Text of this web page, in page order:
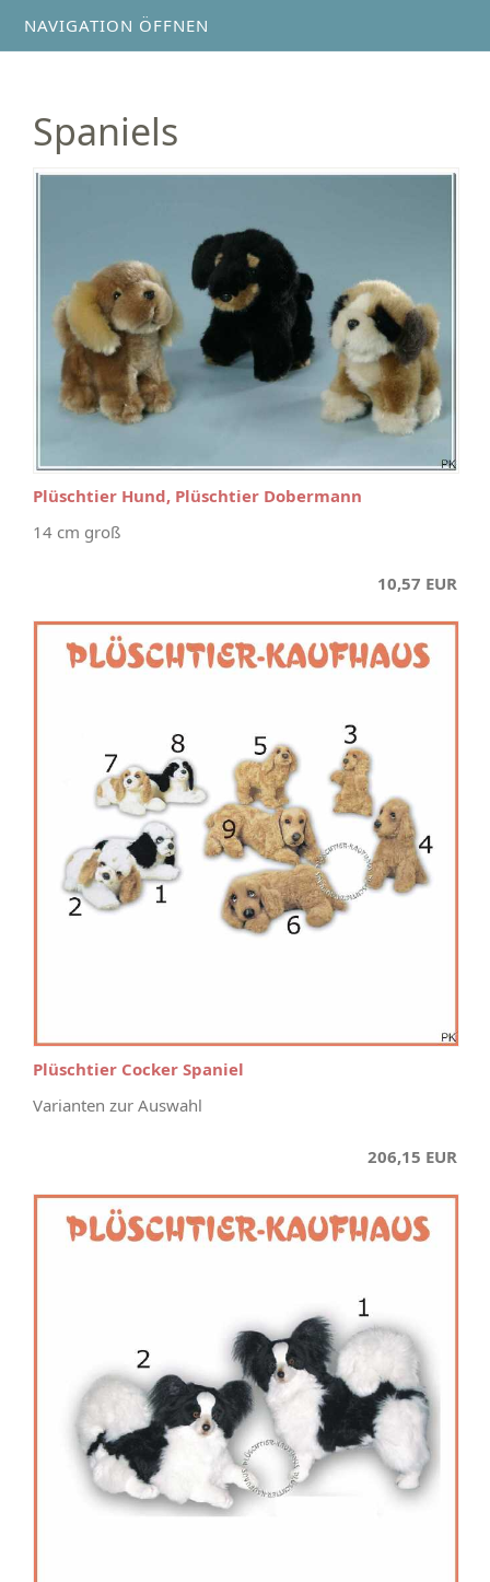
NAVIGATION ÖFFNEN
Spaniels
Plüschtier Hund, Plüschtier Dobermann
14 cm groß
10,57 EUR
Plüschtier Cocker Spaniel
Varianten zur Auswahl
206,15 EUR